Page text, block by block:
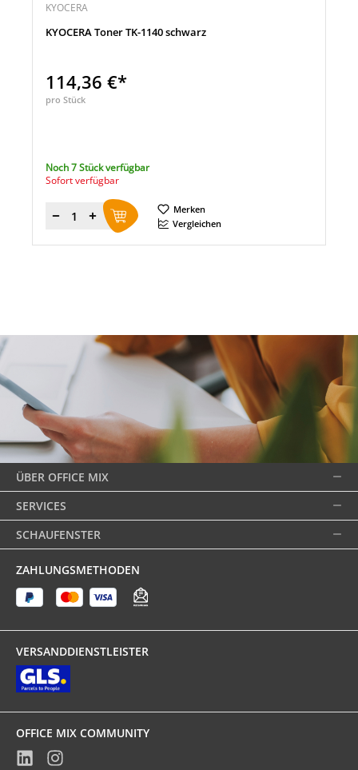
KYOCERA
KYOCERA Toner TK-1140 schwarz
114,36 €*
pro Stück
Noch 7 Stück verfügbar
Sofort verfügbar
Menge
Merken
Vergleichen
ÜBER OFFICE MIX
SERVICES
SCHAUFENSTER
ZAHLUNGSMETHODEN
VERSANDDIENSTLEISTER
OFFICE MIX COMMUNITY